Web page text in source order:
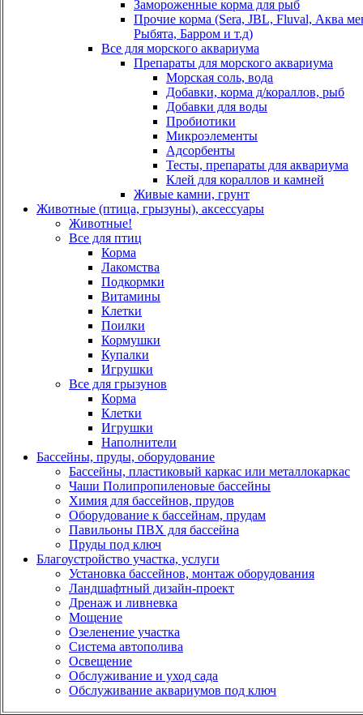
Замороженные корма для рыб
Прочие корма (Sera, JBL, Fluval, Аква
Рыбята, Барром и т.д)
Все для морского аквариума
Препараты для морского аквариума
Морская соль, вода
Добавки, корма д/кораллов, рыб
Добавки для воды
Пробиотики
Микроэлементы
Адсорбенты
Тесты, препараты для аквариума
Клей для кораллов и камней
Живые камни, грунт
Животные (птица, грызуны), аксессуары
Животные!
Все для птиц
Корма
Лакомства
Подкормки
Витамины
Клетки
Поилки
Кормушки
Купалки
Игрушки
Все для грызунов
Корма
Клетки
Игрушки
Наполнители
Бассейны, пруды, оборудование
Бассейны, пластиковый каркас или металлокаркас
Чаши Полипропиленовые бассейны
Химия для бассейнов, прудов
Оборудование к бассейнам, прудам
Павильоны ПВХ для бассейна
Пруды под ключ
Благоустройство участка, услуги
Установка бассейнов, монтаж оборудования
Ландшафтный дизайн-проект
Дренаж и ливневка
Мощение
Озеленение участка
Система автополива
Освещение
Обслуживание и уход сада
Обслуживание аквариумов под ключ